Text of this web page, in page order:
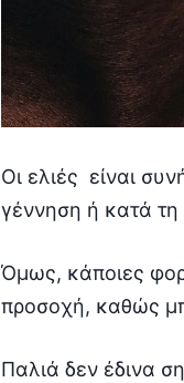
Οι ελιές είναι
γέννηση ή κατά τη
Όμως, κάποιες
προσοχή, καθώς
Παλιά δεν έδινα